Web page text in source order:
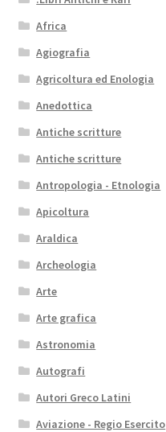
Africa
Agiografia
Agricoltura ed Enologia
Anedottica
Antiche scritture
Antiche scritture
Antropologia - Etnologia
Apicoltura
Araldica
Archeologia
Arte
Arte grafica
Astronomia
Autografi
Autori Greco Latini
Aviazione - Regio Esercito